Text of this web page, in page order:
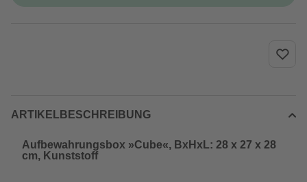
ARTIKELBESCHREIBUNG
Aufbewahrungsbox »Cube«, BxHxL: 28 x 27 x 28
cm, Kunststoff